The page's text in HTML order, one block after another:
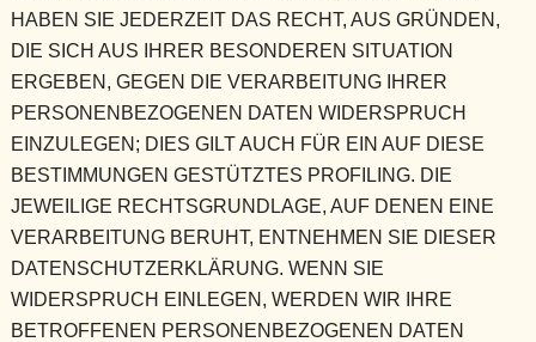
HABEN SIE JEDERZEIT DAS RECHT, AUS GRÜNDEN,
DIE SICH AUS IHRER BESONDEREN SITUATION
ERGEBEN, GEGEN DIE VERARBEITUNG IHRER
PERSONENBEZOGENEN DATEN WIDERSPRUCH
EINZULEGEN; DIES GILT AUCH FÜR EIN AUF DIESE
BESTIMMUNGEN GESTÜTZTES PROFILING. DIE
JEWEILIGE RECHTSGRUNDLAGE, AUF DENEN EINE
VERARBEITUNG BERUHT, ENTNEHMEN SIE DIESER
DATENSCHUTZERKLÄRUNG. WENN SIE
WIDERSPRUCH EINLEGEN, WERDEN WIR IHRE
BETROFFENEN PERSONENBEZOGENEN DATEN